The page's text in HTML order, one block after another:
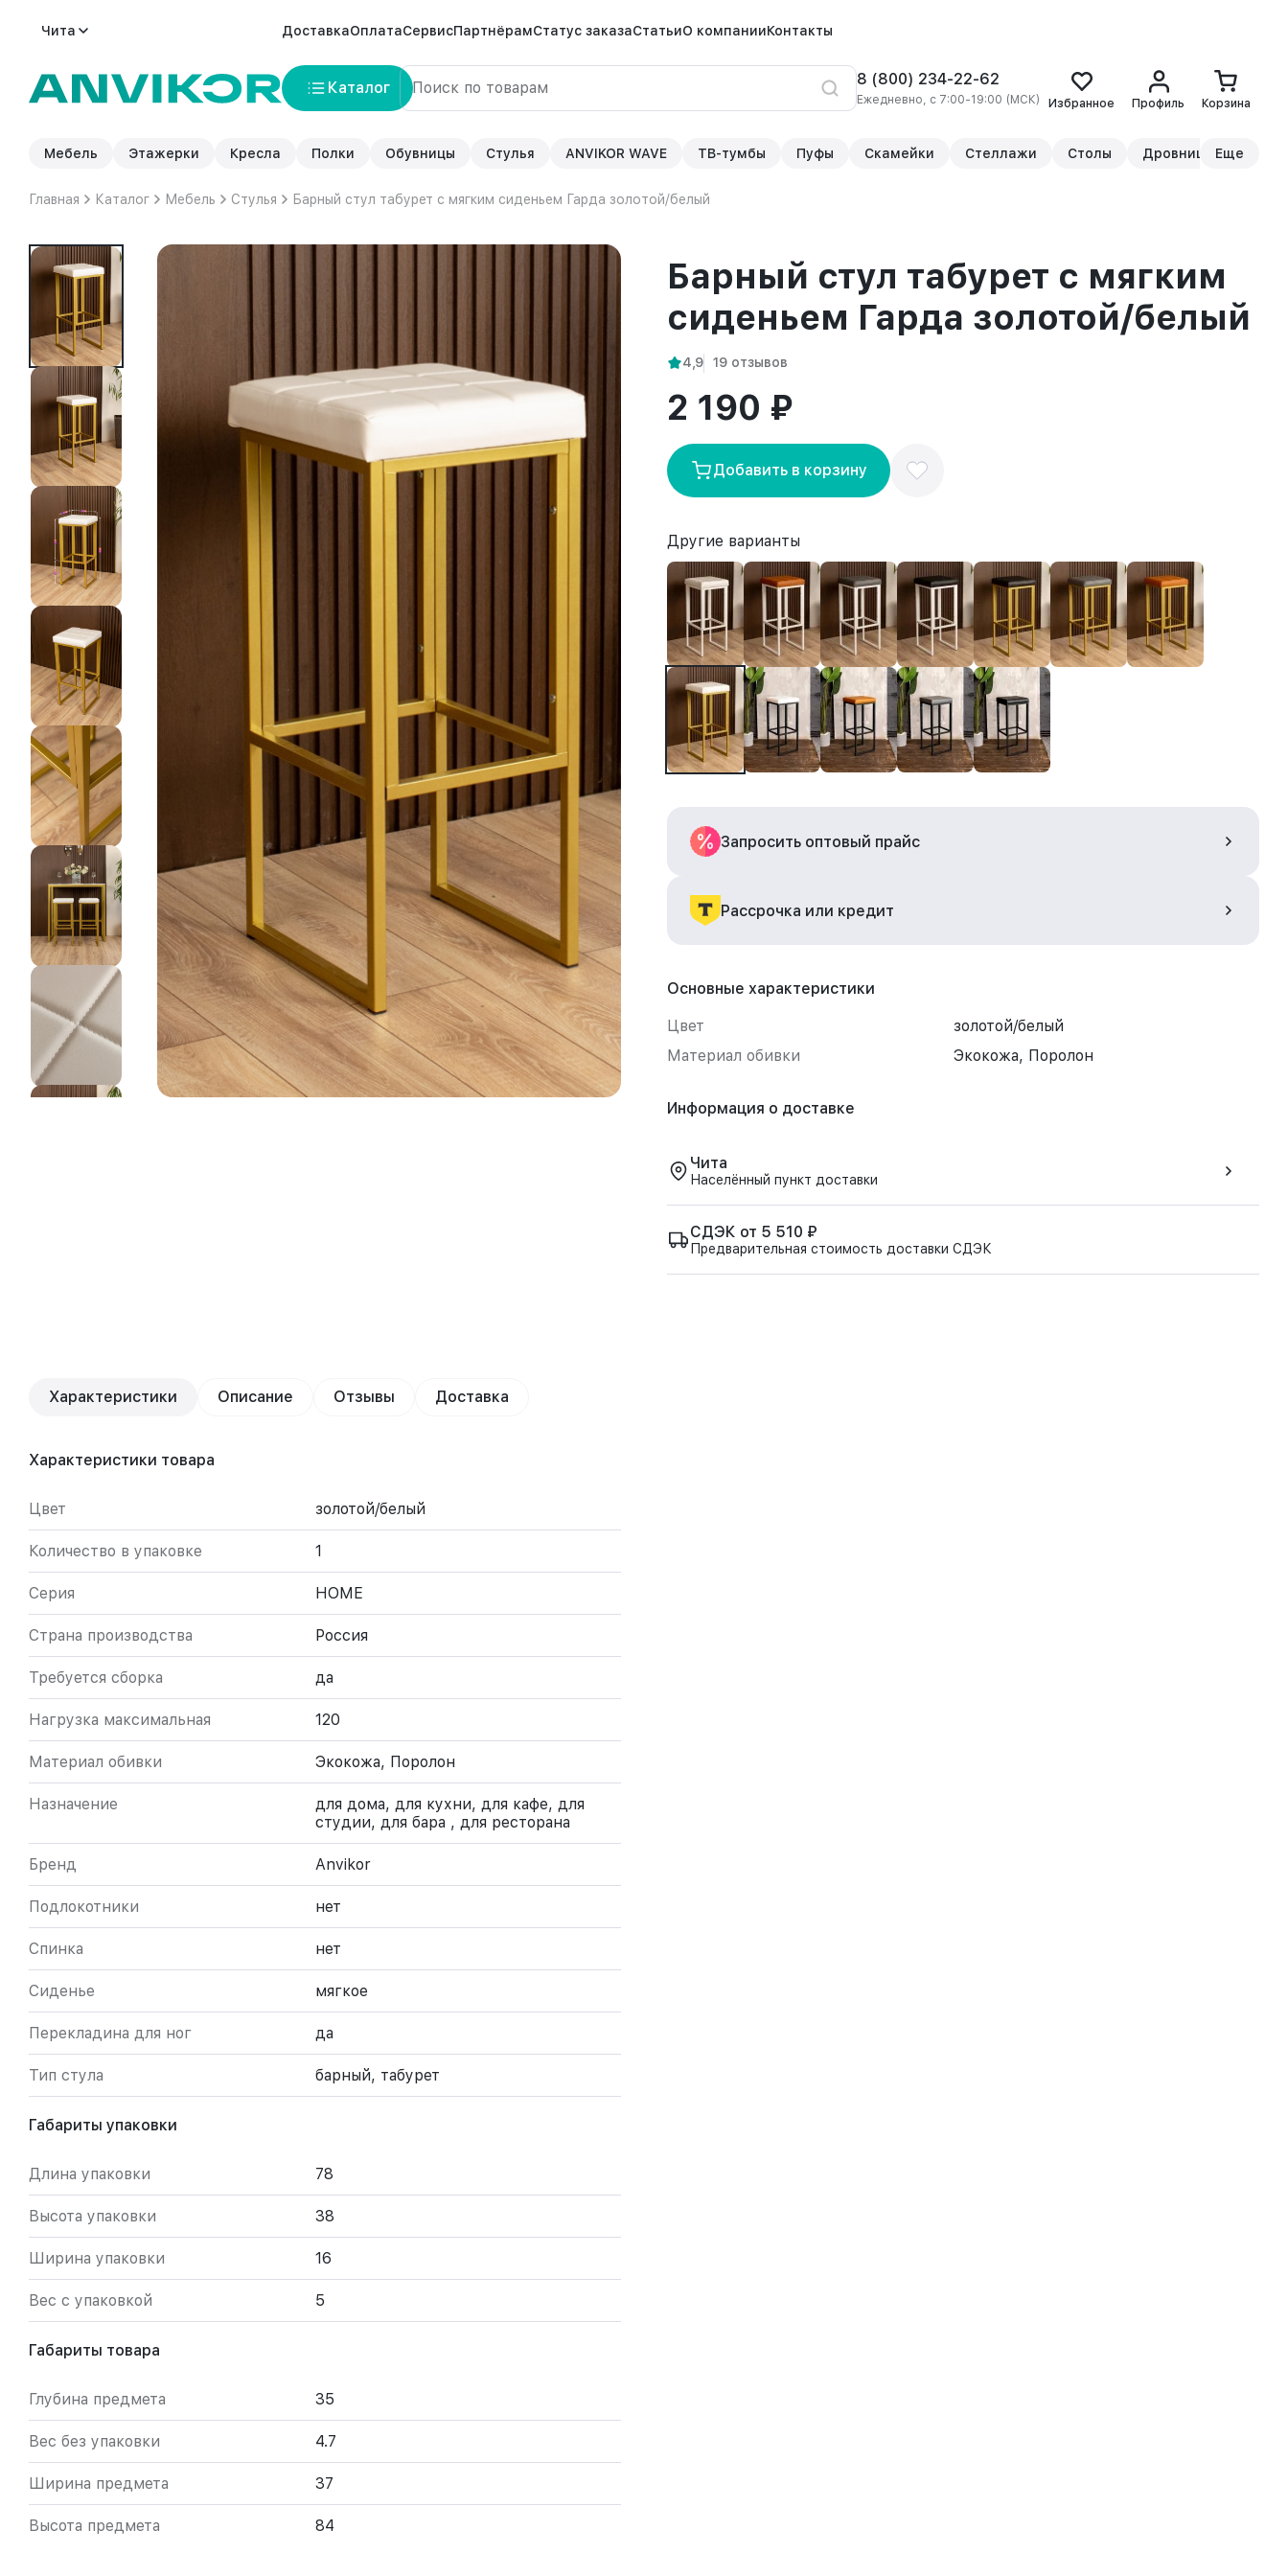
Чита ДоставкаОплатаСервисПартнёрамСтатус заказаСтатьиО компанииКонтакты
Каталог 8 (800) 234-22-62
Ежедневно, с 7:00-19:00 (МСК) Избранное Профиль Корзина
Мебель Этажерки Кресла Полки Обувницы Стулья ANVIKOR WAVE ТВ-тумбы Пуфы Скамейки Стеллажи Столы Дровницы Еще
Главная Каталог Мебель Стулья Барный стул табурет с мягким сиденьем Гарда золотой/белый
Барный стул табурет с мягким
сиденьем Гарда золотой/белый
4,9 19 отзывов
2 190 ₽
Добавить в корзину
Другие варианты
Запросить оптовый прайс
Рассрочка или кредит
Основные характеристики
Цвет
золотой/белый
Материал обивки
Экокожа, Поролон
Информация о доставке
Чита
Населённый пункт доставки
СДЭК от 5 510 ₽
Предварительная стоимость доставки СДЭК
Характеристики Описание Отзывы Доставка
Характеристики товара
Цвет золотой/белый
Количество в упаковке 1
Серия HOME
Страна производства Россия
Требуется сборка да
Нагрузка максимальная 120
Материал обивки Экокожа, Поролон
Назначение
для дома, для кухни, для кафе, для
студии, для бара , для ресторана
Бренд Anvikor
Подлокотники нет
Спинка нет
Сиденье мягкое
Перекладина для ног да
Тип стула барный, табурет
Габариты упаковки
Длина упаковки 78
Высота упаковки 38
Ширина упаковки 16
Вес с упаковкой 5
Габариты товара
Глубина предмета 35
Вес без упаковки 4.7
Ширина предмета 37
Высота предмета 84